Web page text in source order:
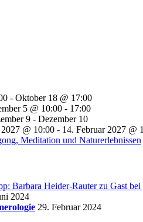
- Oktober 18 @ 17:00
5 @ 10:00 - 17:00
9 - Dezember 10
@ 10:00 - 14. Februar 2027 @
Meditation und Naturerlebnissen
Barbara Heider-Rauter zu Gast
2024
29. Februar 2024